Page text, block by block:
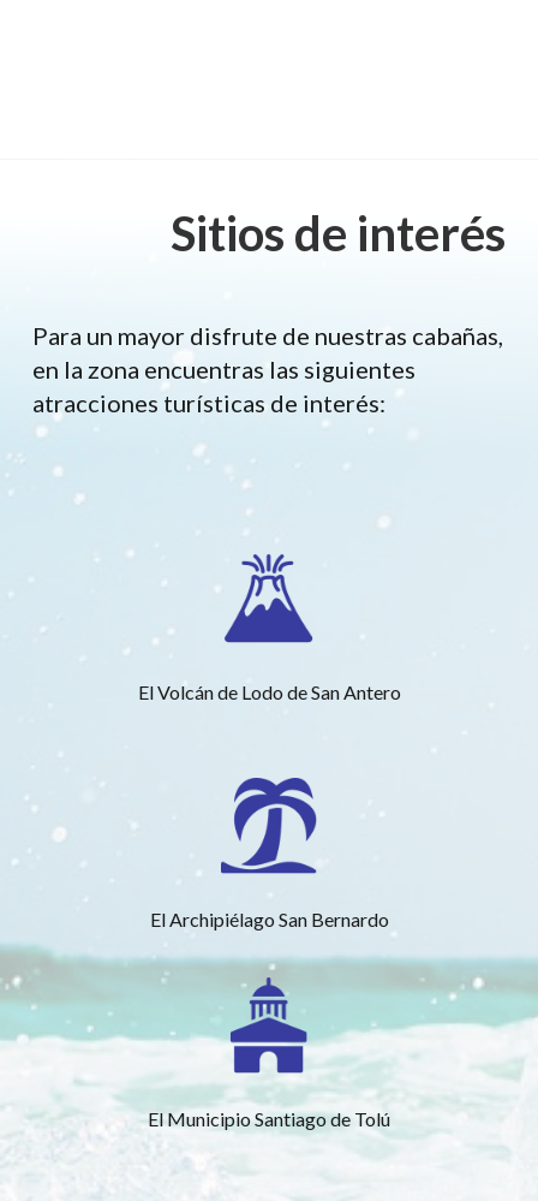
Sitios de interés
Para un mayor disfrute de nuestras cabañas,
en la zona encuentras las siguientes
atracciones turísticas de interés:
El Volcán de Lodo de San Antero
El Archipiélago San Bernardo
El Municipio Santiago de Tolú